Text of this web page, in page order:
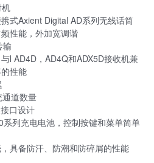
式Axient Digital AD系列无线话筒
性能，外加宽调谐
输
l AD4D，AD4Q和ADX5D接收机兼
性能
道数量
口设计
列充电电池，控制按键和菜单简单
具备防汗、防潮和防碎屑的性能